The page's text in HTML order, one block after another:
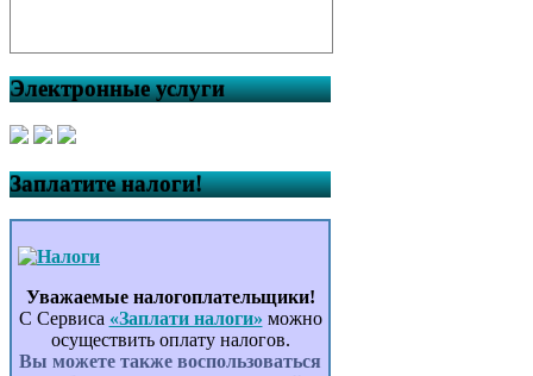
Электронные услуги
Заплатите налоги!
Уважаемые налогоплательщики!
С Сервиса «Заплати налоги» можно
осуществить оплату налогов.
Вы можете также воспользоваться